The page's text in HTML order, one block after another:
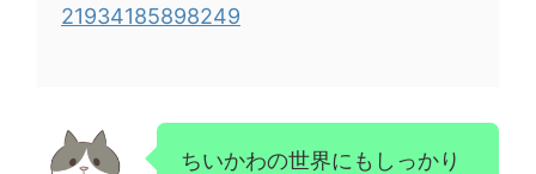
21934185898249
ちいかわの世界にもしっかり